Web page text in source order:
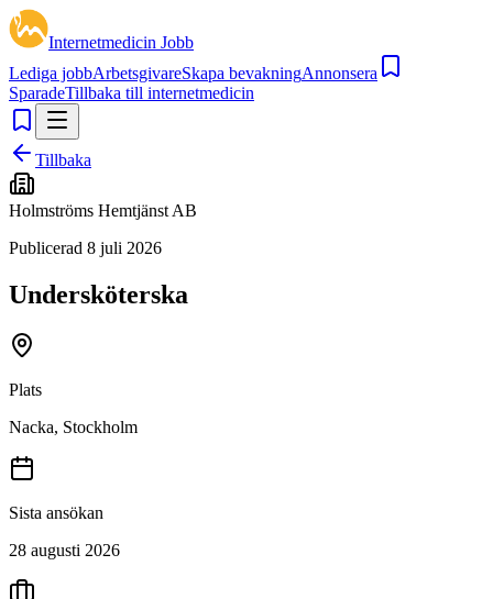
Internetmedicin Jobb
Lediga jobbArbetsgivareSkapa bevakningAnnonsera
SparadeTillbaka till internetmedicin
Tillbaka
Holmströms Hemtjänst AB
Publicerad 8 juli 2026
Undersköterska
Plats
Nacka, Stockholm
Sista ansökan
28 augusti 2026